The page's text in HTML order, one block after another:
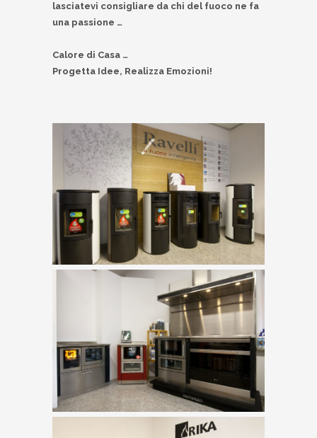
lasciatevi consigliare da chi del fuoco ne fa
una passione …
Calore di Casa …
Progetta Idee, Realizza Emozioni!